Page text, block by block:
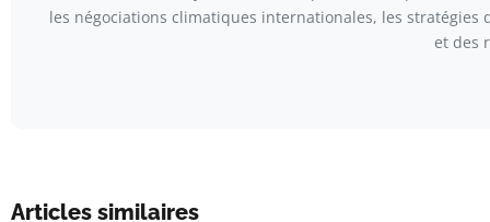
les négociations climatiques internationales, les
et des
Articles similaires